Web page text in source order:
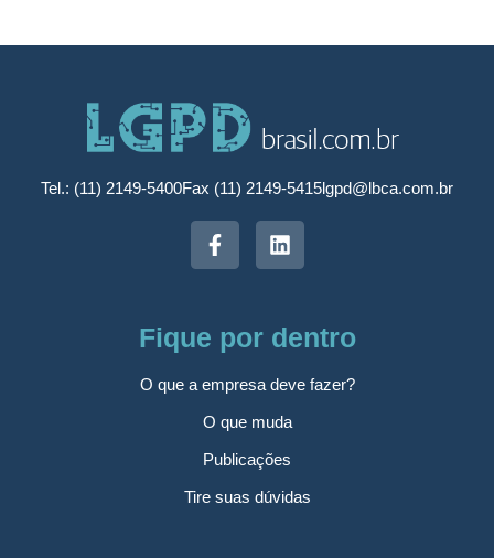
Tel.: (11) 2149-5400Fax (11) 2149-5415lgpd@lbca.com.br
Fique por dentro
O que a empresa deve fazer?
O que muda
Publicações
Tire suas dúvidas